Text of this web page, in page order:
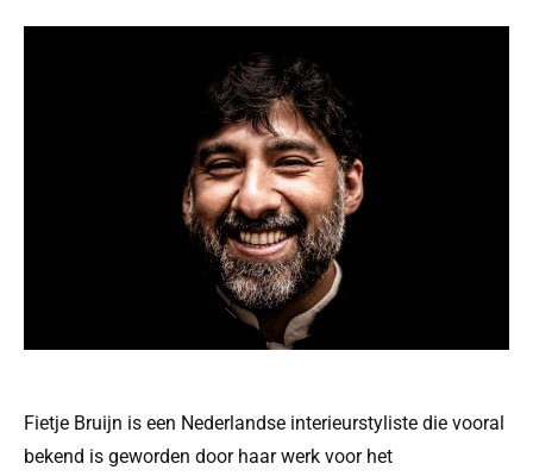
Fietje Bruijn is een Nederlandse interieurstyliste die vooral
bekend is geworden door haar werk voor het